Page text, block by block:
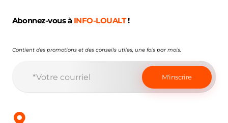
Abonnez-vous à INFO-LOUALT!
Contient des promotions et des conseils utiles, une fois par mois.